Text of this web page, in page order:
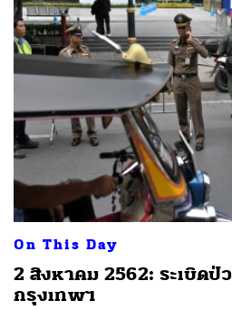
On This Day
2 สิงหาคม 2562: ระเบิดป่
กรุงเทพฯ
SHARE